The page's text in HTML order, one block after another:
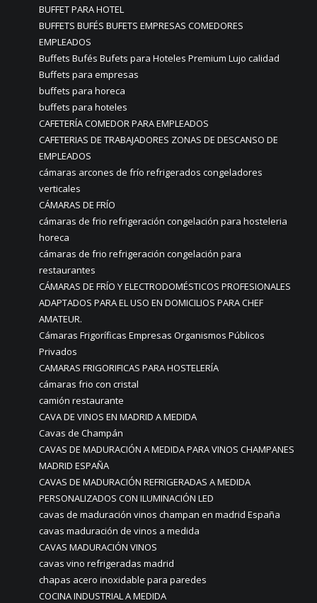
BUFFET PARA HOTEL
BUFFETS BUFÉS BUFETS EMPRESAS COMEDORES
EMPLEADOS
Buffets Bufés Bufets para Hoteles Premium Lujo calidad
Buffets para empresas
buffets para horeca
buffets para hoteles
CAFETERÍA COMEDOR PARA EMPLEADOS
CAFETERIAS DE TRABAJADORES ZONAS DE DESCANSO DE
EMPLEADOS
cámaras arcones de frío refrigerados congeladores
verticales
CÁMARAS DE FRÍO
cámaras de frio refrigeración congelación para hosteleria
horeca
cámaras de frio refrigeración congelación para
restaurantes
CÁMARAS DE FRÍO Y ELECTRODOMÉSTICOS PROFESIONALES
ADAPTADOS PARA EL USO EN DOMICILIOS PARA CHEF
AMATEUR.
Cámaras Frigoríficas Empresas Organismos Públicos
Privados
CAMARAS FRIGORIFICAS PARA HOSTELERÍA
cámaras frio con cristal
camión restaurante
CAVA DE VINOS EN MADRID A MEDIDA
Cavas de Champán
CAVAS DE MADURACIÓN A MEDIDA PARA VINOS CHAMPANES
MADRID ESPAÑA
CAVAS DE MADURACIÓN REFRIGERADAS A MEDIDA
PERSONALIZADOS CON ILUMINACIÓN LED
cavas de maduración vinos champan en madrid España
cavas maduración de vinos a medida
CAVAS MADURACIÓN VINOS
cavas vino refrigeradas madrid
chapas acero inoxidable para paredes
COCINA INDUSTRIAL A MEDIDA